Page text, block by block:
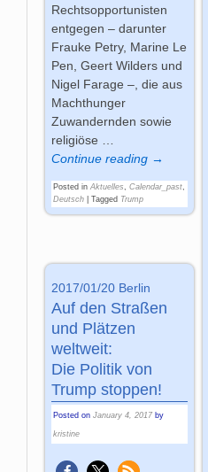
Rechtsopportunisten
entgegen – darunter
Frauke Petry, Marine Le
Pen, Geert Wilders und
Nigel Farage –, die aus
Machthunger
Zuwandernden sowie
religiöse …
Continue reading →
Posted in Aktuelles,Calendar_past,
Deutsch |Tagged Trump
2017/01/20 Berlin
Auf den Straßen
und Plätzen
weltweit:
Die Politik von
Trump stoppen!
Posted onJanuary 4, 2017 by
kristine